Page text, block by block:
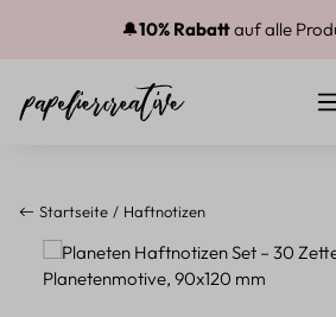
Zum Hauptinhalt springen
🔔10% Rabattauf alle
Startseite Haftnotizen
Bildergalerie überspringen